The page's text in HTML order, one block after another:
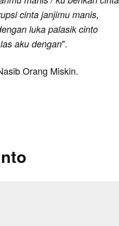
cinta janjimu manis,
luka palasik cinto
aku dengan".
Orang Miskin.